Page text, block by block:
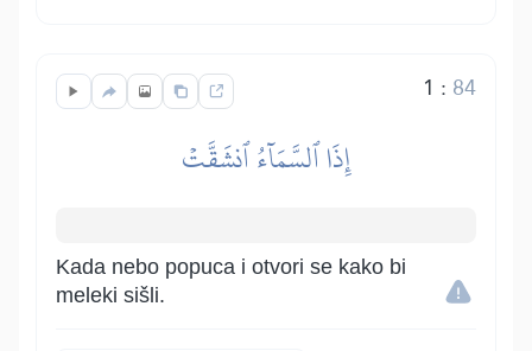
1 : 84
إِذَا ٱلسَّمَآءُ ٱنشَقَّتۡ
Kada nebo popuca i otvori se kako bi
meleki sišli.